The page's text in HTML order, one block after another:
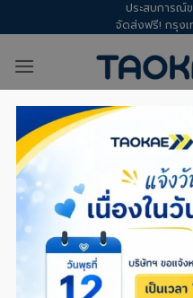
to
ประสบการณ์
จัดส่งฟรี! กรุง
TAG
TOTAL2 พลาสติกปูบ่อ,ส
มีนาหน้าทุเรียน! รับมื
อย่างไร ให้ผลผ
POSTED ON